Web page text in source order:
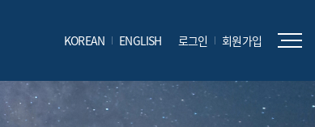
KOREAN ENGLISH 로그인 회원가입